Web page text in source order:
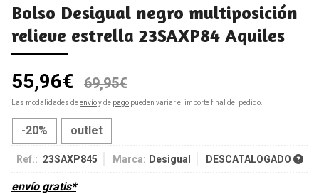
Bolso Desigual negro multiposición
relieve estrella 23SAXP84 Aquiles
55,96€ 69,95€
Las modalidades deenvíoy de pago pueden variar el importe final del pedido.
-20% outlet
Ref.: 23SAXP845 Marca: Desigual DESCATALOGADO
envío gratis*